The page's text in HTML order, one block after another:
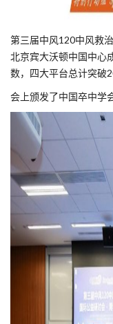
第三届中风120中风救
北京宾大沃顿中国中心
数，四大平台总计突破
会上颁发了中国卒中学